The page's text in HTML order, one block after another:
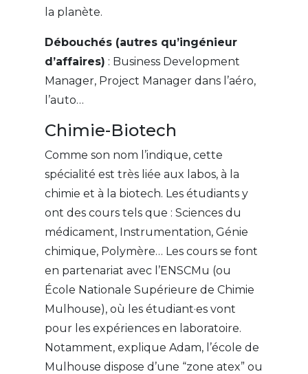
la planète.
Débouchés (autres qu’ingénieur
d’affaires) : Business Development
Manager, Project Manager dans l’aéro,
l’auto…
Chimie-Biotech
Comme son nom l’indique, cette
spécialité est très liée aux labos, à la
chimie et à la biotech. Les étudiants y
ont des cours tels que : Sciences du
médicament, Instrumentation, Génie
chimique, Polymère… Les cours se font
en partenariat avec l’ENSCMu (ou
École Nationale Supérieure de Chimie
Mulhouse), où les étudiant·es vont
pour les expériences en laboratoire.
Notamment, explique Adam, l’école de
Mulhouse dispose d’une “zone atex” ou